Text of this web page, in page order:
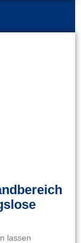
lassen